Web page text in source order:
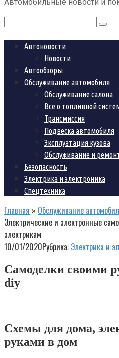
Поиск:
Автоновости
Новости
Автообзоры
Обслуживание автомобиля
Обслуживание салона
Все о топливной
Трансмиссия
Подвеска автомобиля
Эксплуатация кузова
Обслуживание и
Безопасность
Электрика и электроника
Спецтехника
Главная » Обслуживание
Электрические и электронные
электрикам
10/01/2020Рубрика: Электрика и
Самоделки своими
diy
Схемы для дома,
руками в дом